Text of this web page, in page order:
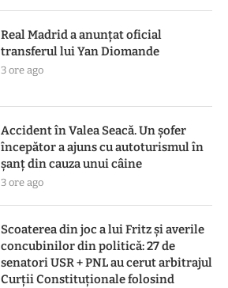
Real Madrid a anunțat oficial
transferul lui Yan Diomande
3 ore ago
Accident în Valea Seacă. Un șofer
începător a ajuns cu autoturismul în
șanț din cauza unui câine
3 ore ago
Scoaterea din joc a lui Fritz și averile
concubinilor din politică: 27 de
senatori USR + PNL au cerut arbitrajul
Curții Constituționale folosind